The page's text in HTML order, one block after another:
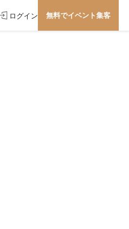
ログイン 無料でイベント集客